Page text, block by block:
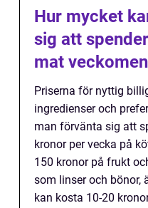
Hur mycket
sig att
mat
Priserna för nyttig
ingredienser och
man förvänta sig att
kronor per vecka på
150 kronor på frukt
som linser och bönor,
kan kosta 10-20